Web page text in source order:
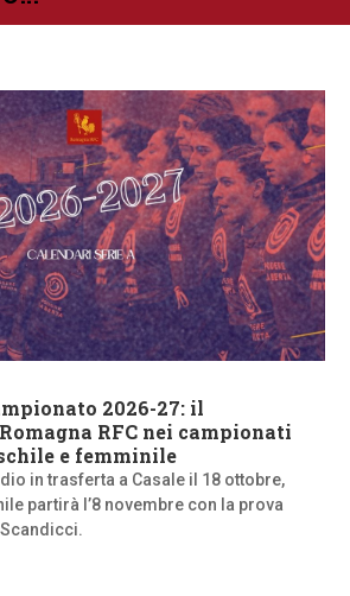
2026-27: il
RFC nei campionati
e femminile
in trasferta a Casale il 18 ottobre,
partirà l’8 novembre con la prova